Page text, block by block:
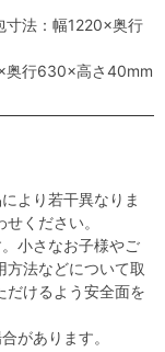
法：幅1220×奥行
行630×高さ40mm
より若干異なりま
ください。
小さなお子様やご
方法などについて取
だけるよう安全面を
があります。